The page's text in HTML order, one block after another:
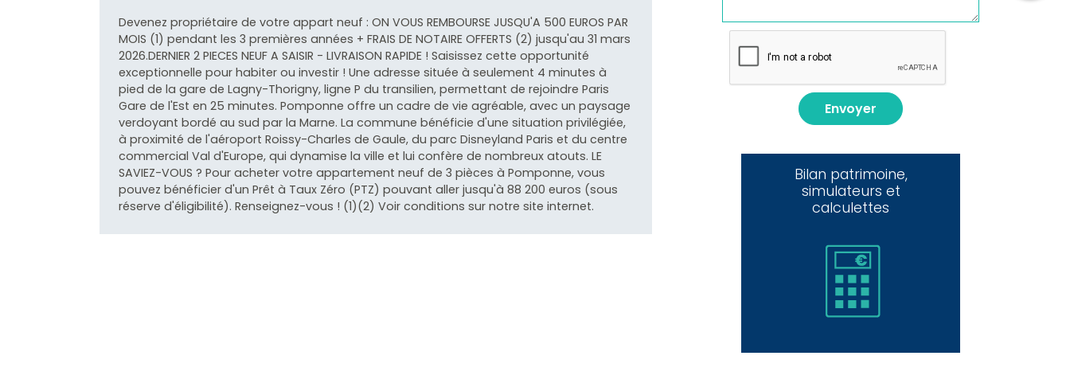
Devenez propriétaire de votre appart neuf : ON VOUS REMBOURSE JUSQU'A 500 EUROS PAR
MOIS (1) pendant les 3 premières années + FRAIS DE NOTAIRE OFFERTS (2) jusqu'au 31 mars
2026.DERNIER 2 PIECES NEUF A SAISIR - LIVRAISON RAPIDE ! Saisissez cette opportunité
exceptionnelle pour habiter ou investir ! Une adresse située à seulement 4 minutes à
pied de la gare de Lagny-Thorigny, ligne P du transilien, permettant de rejoindre Paris
Gare de l'Est en 25 minutes. Pomponne offre un cadre de vie agréable, avec un paysage
verdoyant bordé au sud par la Marne. La commune bénéficie d'une situation privilégiée,
à proximité de l'aéroport Roissy-Charles de Gaule, du parc Disneyland Paris et du centre
commercial Val d'Europe, qui dynamise la ville et lui confère de nombreux atouts. LE
SAVIEZ-VOUS ? Pour acheter votre appartement neuf de 3 pièces à Pomponne, vous
pouvez bénéficier d'un Prêt à Taux Zéro (PTZ) pouvant aller jusqu'à 88 200 euros (sous
réserve d'éligibilité). Renseignez-vous ! (1)(2) Voir conditions sur notre site internet.
Envoyer
Bilan patrimoine,
simulateurs et
calculettes